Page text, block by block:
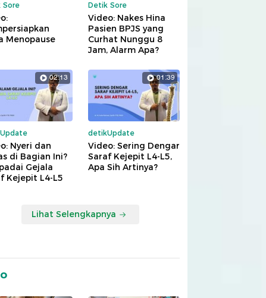
Sore
Menopause
Detik Sore
Video: Nakes Hina
Pasien BPJS yang
Curhat Nunggu 8
Jam, Alarm Apa?
02:13
Nyeri dan
di Bagian Ini?
Gejala
Kejepit L4-L5
01:39
detikUpdate
Video: Sering Dengar
Saraf Kejepit L4-L5,
Apa Sih Artinya?
Lihat Selengkapnya